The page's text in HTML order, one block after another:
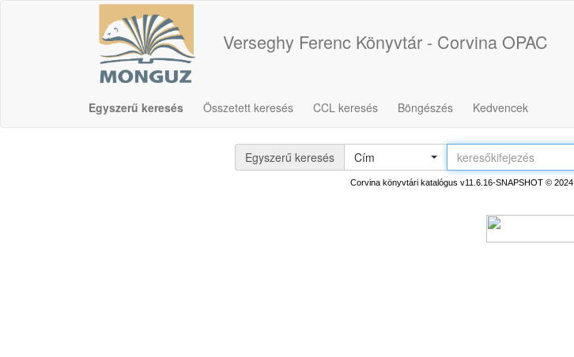
Verseghy Ferenc Könyvtár - Corvina OPAC
Egyszerű keresés Összetett keresés CCL keresés Böngészés Kedvencek
Egyszerű keresés Cím
Corvina könyvtári katalógus v11.6.16-SNAPSHOT © 2024